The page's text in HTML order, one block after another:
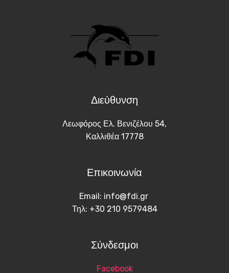
Διεύθυνση
Λεωφόρος Ελ. Βενιζέλου 54,
Καλλιθέα 17778
Επικοινωνία
Email: info@fdi.gr
Τηλ: +30 210 9579484
Σύνδεσμοι
Facebook